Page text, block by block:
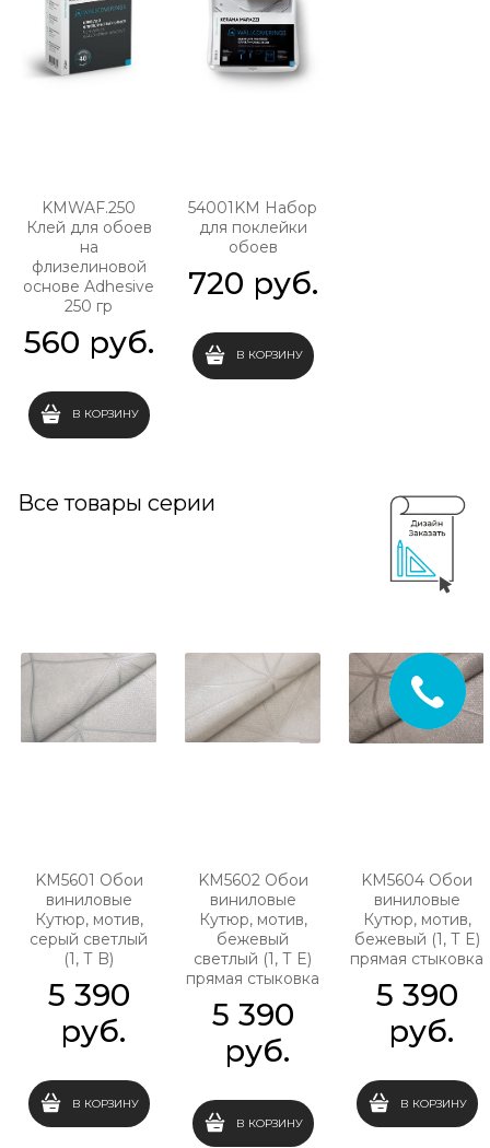
KMWAF.250
Клей для обоев
на
флизелиновой
основе Adhesive
250 гр
560 руб.
В КОРЗИНУ
54001KM Набор
для поклейки
обоев
720 руб.
В КОРЗИНУ
Все товары серии
KM5601 Обои
виниловые
Кутюр, мотив,
серый светлый
(1, Т B)
5 390
руб.
В КОРЗИНУ
KM5602 Обои
виниловые
Кутюр, мотив,
бежевый
светлый (1, Т E)
прямая стыковка
5 390
руб.
В КОРЗИНУ
KM5604 Обои
виниловые
Кутюр, мотив,
бежевый (1, Т E)
прямая стыковка
5 390
руб.
В КОРЗИНУ